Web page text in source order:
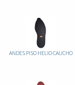
ANDES PISO HELIO CAUCHO